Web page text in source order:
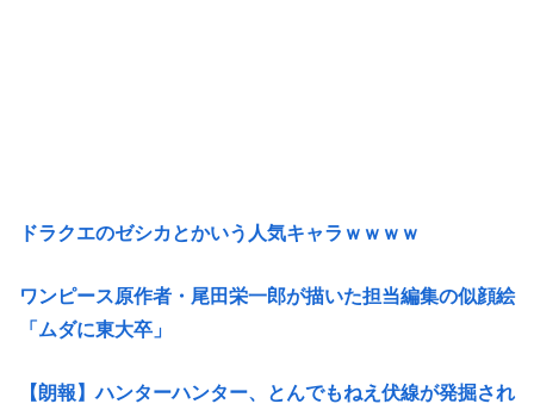
ドラクエのゼシカとかいう人気キャラｗｗｗｗ
ワンピース原作者・尾田栄一郎が描いた担当編集の似顔絵
「ムダに東大卒」
【朗報】ハンターハンター、とんでもねえ伏線が発掘され